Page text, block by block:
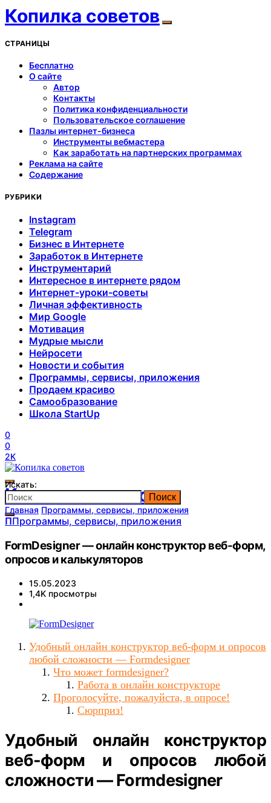
Копилка советов
СТРАНИЦЫ
Бесплатно
О сайте
Автор
Контакты
Политика конфиденциальности
Пользовательское соглашение
Пазлы интернет-бизнеса
Инструменты вебмастера
Как заработать на партнерских программах
Реклама на сайте
Содержание
РУБРИКИ
Instagram
Telegram
Бизнес в Интернете
Заработок в Интернете
Инструментарий
Интересное в интернете рядом
Интернет-уроки-советы
Личная эффективность
Мир Google
Мотивация
Мудрые мысли
Нейросети
Новости и события
Программы, сервисы, приложения
Продаем красиво
Самообразование
Школа StartUp
0
0
2K
Копилка советов
Искать:
Поиск
Главная Программы, сервисы, приложения
ППрограммы, сервисы, приложения
FormDesigner — онлайн конструктор веб-форм,
опросов и калькуляторов
15.05.2023
1,4K просмотры
Удобный онлайн конструктор веб-форм и опросов
любой сложности — Formdesigner
Что может formdesigner?
Работа в онлайн конструкторе
Проголосуйте, пожалуйста, в опросе!
Сюрприз!
Удобный онлайн конструктор
веб-форм и опросов любой
сложности — Formdesigner